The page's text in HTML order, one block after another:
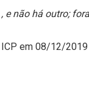
, e não há outro;
em 08/12/2019